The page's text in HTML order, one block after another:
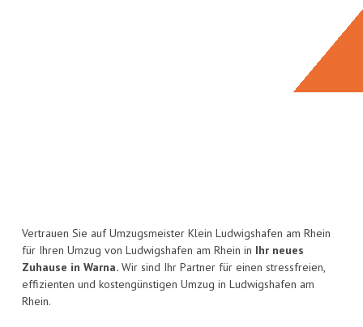
Vertrauen Sie auf Umzugsmeister Klein Ludwigshafen am Rhein
für Ihren Umzug von Ludwigshafen am Rhein in Ihr neues
Zuhause in Warna. Wir sind Ihr Partner für einen stressfreien,
effizienten und kostengünstigen Umzug in Ludwigshafen am
Rhein.